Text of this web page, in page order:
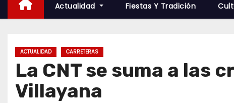
Actualidad Fiestas Y Tradición
ACTUALIDAD CARRETERAS
La CNT se suma a las
Villayana